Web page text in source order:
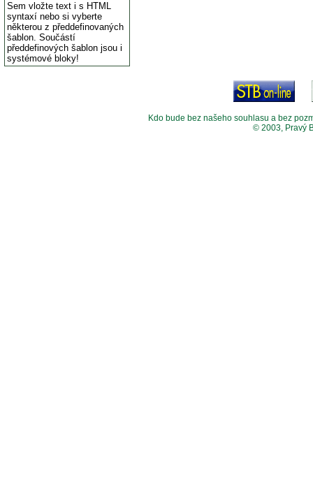
Sem vložte text i s HTML
syntaxí nebo si vyberte
některou z předdefinovaných
šablon. Součástí
předdefinových šablon jsou i
systémové bloky!
Kdo bude bez našeho souhlasu a bez
© 2003, Pravý